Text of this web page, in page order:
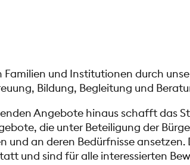
Familien und Institutionen durch
Bildung, Begleitung und
Angebote hinaus schafft das
die unter Beteiligung der
und an deren Bedürfnisse
und sind für alle interessierten